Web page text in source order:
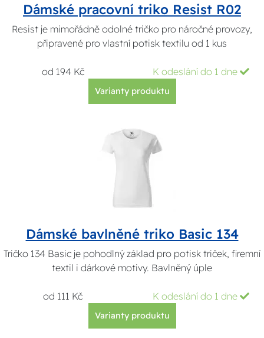
Dámské pracovní triko Resist R02
Resist je mimořádně odolné tričko pro náročné provozy,
připravené pro vlastní potisk textilu od 1 kus
od 194 Kč K odeslání do 1 dne
Varianty produktu
Dámské bavlněné triko Basic 134
Tričko 134 Basic je pohodlný základ pro potisk triček, firemní
textil i dárkové motivy. Bavlněný úple
od 111 Kč K odeslání do 1 dne
Varianty produktu